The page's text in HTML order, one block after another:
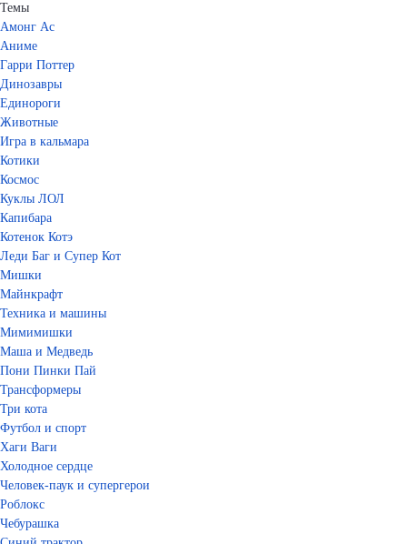
Темы
Амонг Ас
Аниме
Гарри Поттер
Динозавры
Единороги
Животные
Игра в кальмара
Котики
Космос
Куклы ЛОЛ
Капибара
Котенок Котэ
Леди Баг и Супер Кот
Мишки
Майнкрафт
Техника и машины
Мимимишки
Маша и Медведь
Пони Пинки Пай
Трансформеры
Три кота
Футбол и спорт
Хаги Ваги
Холодное сердце
Человек-паук и супергерои
Роблокс
Чебурашка